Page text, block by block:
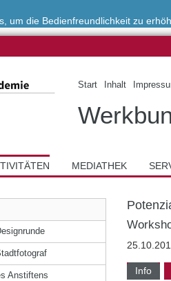
um die Bedienfreundlichkeit zu
Start Inhalt
MEDIATHEK
Anstiftens Info